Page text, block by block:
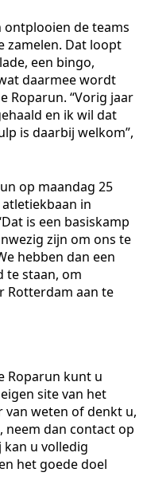
ontplooien de teams
zamelen. Dat loopt
een bingo,
daarmee wordt
Roparun. “Vorig jaar
en ik wil dat
is daarbij welkom”,
op maandag 25
in
is een basiskamp
zijn om ons te
hebben dan een
te staan, om
Rotterdam aan te
Roparun kunt u
site van het
van weten of denkt u,
neem dan contact op
kan u volledig
het goede doel